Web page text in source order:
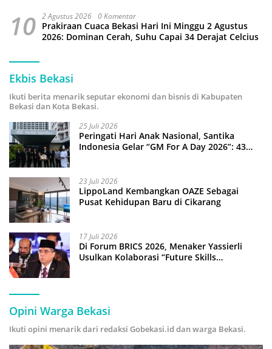
10 2 Agustus 2026 0 Komentar
Prakiraan Cuaca Bekasi Hari Ini Minggu 2 Agustus
2026: Dominan Cerah, Suhu Capai 34 Derajat Celcius
Ekbis Bekasi
Ikuti berita menarik seputar ekonomi dan bisnis di Kabupaten
Bekasi dan Kota Bekasi.
25 Juli 2026
Peringati Hari Anak Nasional, Santika
Indonesia Gelar “GM For A Day 2026”: 43
23 Juli 2026
LippoLand Kembangkan OAZE Sebagai
Pusat Kehidupan Baru di Cikarang
17 Juli 2026
Di Forum BRICS 2026, Menaker Yassierli
Usulkan Kolaborasi “Future Skills
Opini Warga Bekasi
Ikuti opini menarik dari redaksi Gobekasi.id dan warga Bekasi.